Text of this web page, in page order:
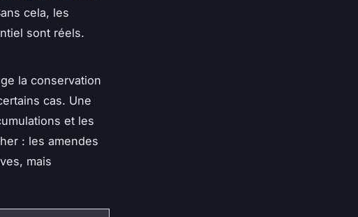
cela, les
sont réels.
la conservation
cas. Une
et les
: les amendes
mais